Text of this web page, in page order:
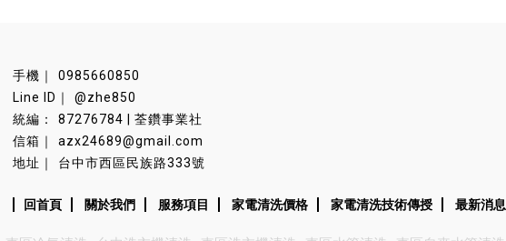
0985660850
@zhe850
87276784 | 荃鑽事業社
azx24689@gmail.com
台中市西區民族路333號
回首頁 關於我們 服務項目 家電清洗價格 家電清洗技術傳授 最新消息